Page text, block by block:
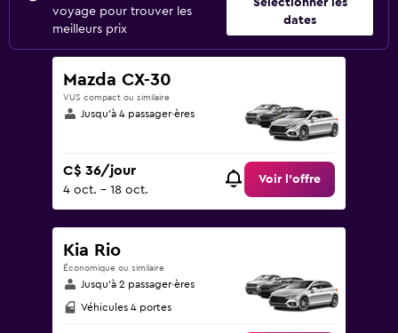
voyage pour trouver les
meilleurs prix
Sélectionner les
dates
Mazda CX-30
VUS compact ou similaire
Jusqu’à 4 passager·ères
C$ 36/jour
4 oct. - 18 oct.
Voir l’offre
Kia Rio
Économique ou similaire
Jusqu’à 2 passager·ères
Véhicules 4 portes